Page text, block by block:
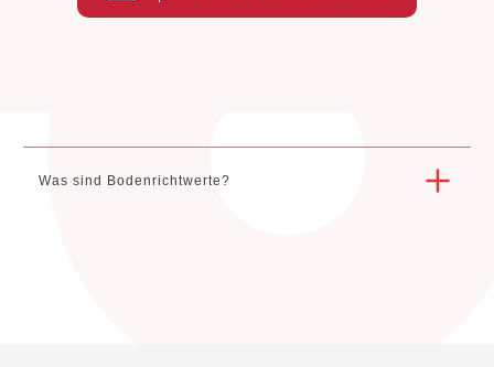
Was sind Bodenrichtwerte?